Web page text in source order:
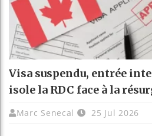
Visa suspendu, entrée
isole la RDC face à la
Marc Senecal 25 Jul 2026